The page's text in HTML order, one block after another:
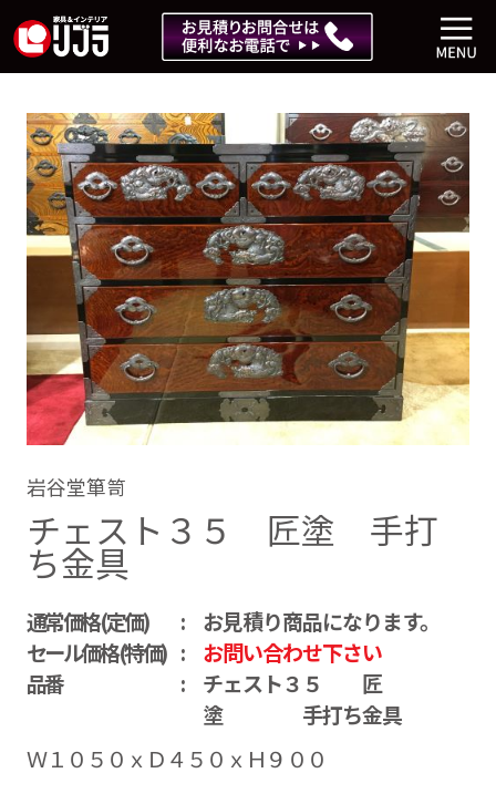
岩谷堂箪笥
チェスト３５ 匠塗 手打
ち金具
通常価格(定価)
お見積り商品になります。
セール価格(特価)
お問い合わせ下さい
品番
チェスト３５ 匠
塗 手打ち金具
Ｗ１０５０ｘＤ４５０ｘＨ９００